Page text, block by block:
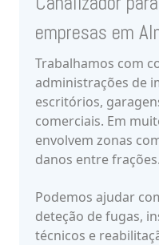
empresas em
Trabalhamos com
administrações de
escritórios,
comerciais. Em
envolvem zonas
danos entre frações.
Podemos ajudar
deteção de fugas,
técnicos e